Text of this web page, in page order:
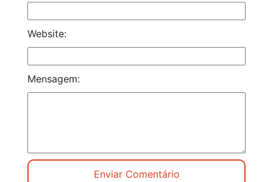
Website:
Mensagem: